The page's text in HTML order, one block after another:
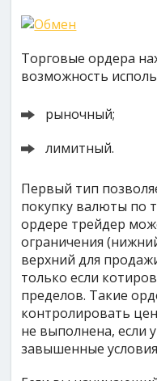
Торговые ордера
возможность
рыночный;
лимитный.
Первый тип
покупку валюты по
ордере трейдер
ограничения
верхний для
только если
пределов. Такие
контролировать
не выполнена, если
завышенные